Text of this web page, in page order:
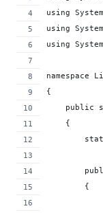
using
using
using
namespace
{
public
    {
        {